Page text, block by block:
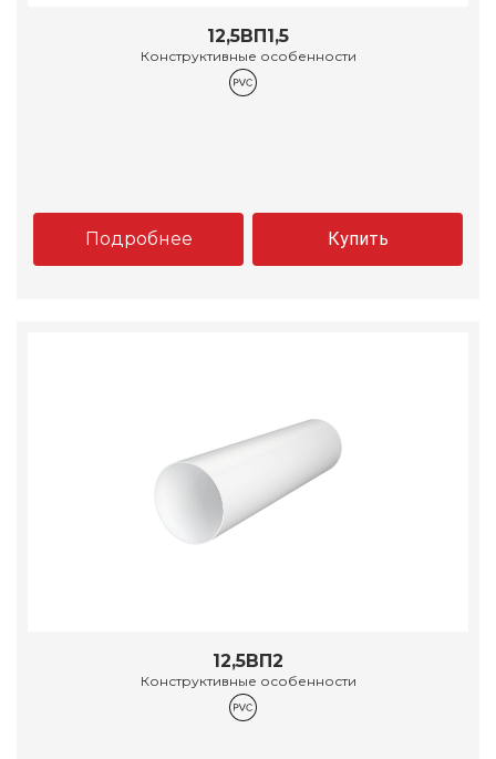
12,5ВП1,5
Конструктивные особенности
Подробнее Купить
12,5ВП2
Конструктивные особенности